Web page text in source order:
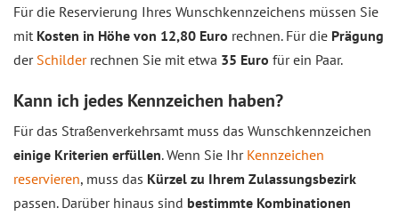
Für die Reservierung Ihres Wunschkennzeichens müssen Sie
mit Kosten in Höhe von 12,80 Euro rechnen. Für die Prägung
der Schilderrechnen Sie mit etwa 35 Euro für ein Paar.
Kann ich jedes Kennzeichen haben?
Für das Straßenverkehrsamt muss das Wunschkennzeichen
einige Kriterien erfüllen. Wenn Sie Ihr Kennzeichen
reservieren, muss das Kürzel zu Ihrem Zulassungsbezirk
passen. Darüber hinaus sind bestimmte Kombinationen